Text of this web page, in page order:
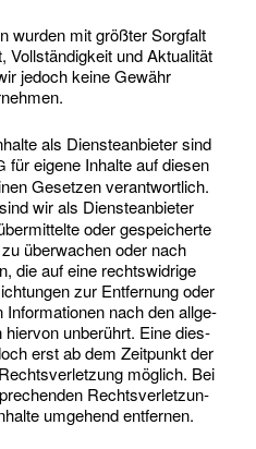
wur­den mit größ­ter Sorg­falt
Voll­stän­dig­keit und Aktua­li­tät
jedoch kei­ne Gewähr
als Diens­te­an­bie­ter sind
für eige­ne Inhal­te auf die­sen
Geset­zen ver­ant­wort­lich.
sind wir als Diens­te­an­bie­ter
oder gespei­cher­te
über­wa­chen oder nach
die auf eine rechts­wid­ri­ge
zur Ent­fer­nung oder
Infor­ma­tio­nen nach den all­ge­
hier­von unbe­rührt. Eine dies­
erst ab dem Zeit­punkt der
mög­lich. Bei
Rechts­ver­let­zun­
umge­hend entfernen.